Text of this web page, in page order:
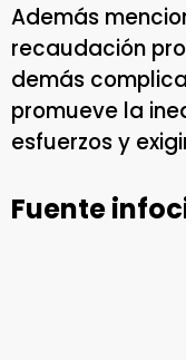
Además
recaudación
demás
promueve la
esfuerzos y
Fuente